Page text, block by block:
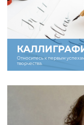
Относитесь к первым
творчества.